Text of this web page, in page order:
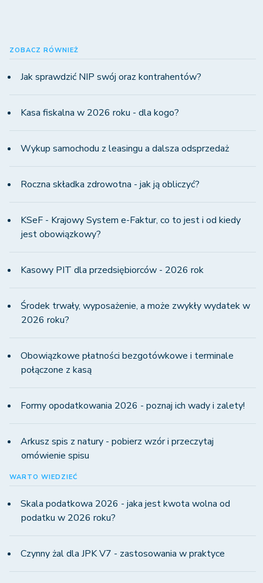
ZOBACZ RÓWNIEŻ
Jak sprawdzić NIP swój oraz kontrahentów?
Kasa fiskalna w 2026 roku - dla kogo?
Wykup samochodu z leasingu a dalsza odsprzedaż
Roczna składka zdrowotna - jak ją obliczyć?
KSeF - Krajowy System e-Faktur, co to jest i od kiedy
jest obowiązkowy?
Kasowy PIT dla przedsiębiorców - 2026 rok
Środek trwały, wyposażenie, a może zwykły wydatek w
2026 roku?
Obowiązkowe płatności bezgotówkowe i terminale
połączone z kasą
Formy opodatkowania 2026 - poznaj ich wady i zalety!
Arkusz spis z natury - pobierz wzór i przeczytaj
omówienie spisu
WARTO WIEDZIEĆ
Skala podatkowa 2026 - jaka jest kwota wolna od
podatku w 2026 roku?
Czynny żal dla JPK V7 - zastosowania w praktyce